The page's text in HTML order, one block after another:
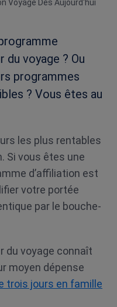
Voyage Dès Aujourd'hui
du voyage ? Ou
programmes
? Vous êtes au
les plus rentables
Si vous êtes une
d’affiliation est
votre portée
par le bouche-
du voyage connaît
moyen dépense
trois jours en famille